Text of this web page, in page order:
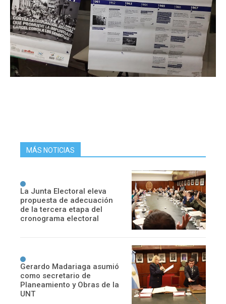
MÁS NOTICIAS
La Junta Electoral eleva
propuesta de adecuación
de la tercera etapa del
cronograma electoral
Gerardo Madariaga asumió
como secretario de
Planeamiento y Obras de la
UNT